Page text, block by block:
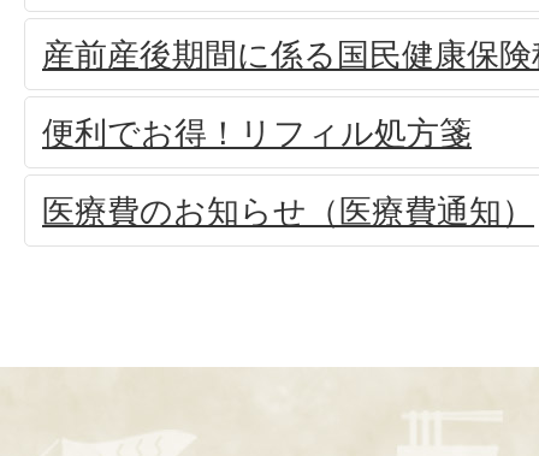
産前産後期間に係る国民健康保
便利でお得！リフィル処方箋
医療費のお知らせ（医療費通知）